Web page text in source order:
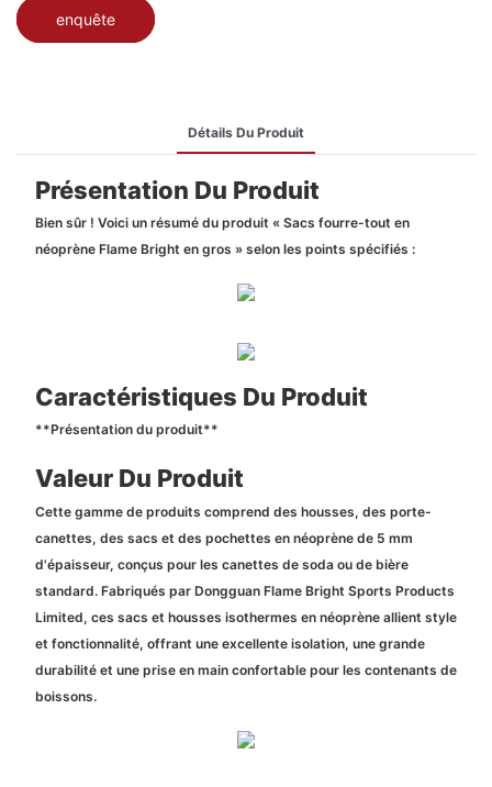
enquête
Détails Du Produit
Présentation Du Produit
Bien sûr ! Voici un résumé du produit « Sacs fourre-tout en
néoprène Flame Bright en gros » selon les points spécifiés :
Caractéristiques Du Produit
**Présentation du produit**
Valeur Du Produit
Cette gamme de produits comprend des housses, des porte-
canettes, des sacs et des pochettes en néoprène de 5 mm
d'épaisseur, conçus pour les canettes de soda ou de bière
standard. Fabriqués par Dongguan Flame Bright Sports Products
Limited, ces sacs et housses isothermes en néoprène allient style
et fonctionnalité, offrant une excellente isolation, une grande
durabilité et une prise en main confortable pour les contenants de
boissons.